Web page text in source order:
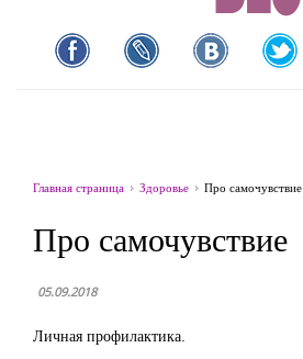
Главная страница Здоровье Про самочувствие
Про самочувствие
05.09.2018
Личная профилактика.